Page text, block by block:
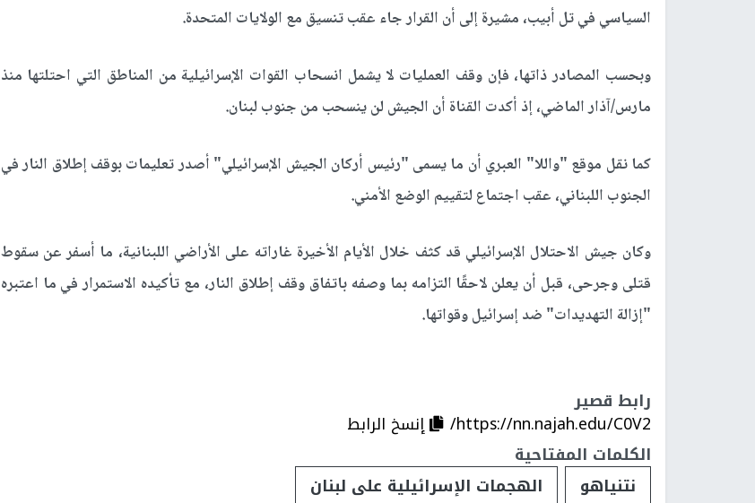
السياسي في تل أبيب، مشيرة إلى أن القرار جاء عقب تنسيق مع الولايات المتحدة.
وبحسب المصادر ذاتها، فإن وقف العمليات لا يشمل انسحاب القوات الإسرائيلية من المناطق التي احتلتها منذ
مارس/آذار الماضي، إذ أكدت القناة أن الجيش لن ينسحب من جنوب لبنان.
كما نقل موقع "واللا" العبري أن ما يسمى "رئيس أركان الجيش الإسرائيلي" أصدر تعليمات بوقف إطلاق النار في
الجنوب اللبناني، عقب اجتماع لتقييم الوضع الأمني.
وكان جيش الاحتلال الإسرائيلي قد كثف خلال الأيام الأخيرة غاراته على الأراضي اللبنانية، ما أسفر عن سقوط
قتلى وجرحى، قبل أن يعلن لاحقًا التزامه بما وصفه باتفاق وقف إطلاق النار، مع تأكيده الاستمرار في ما اعتبره
"إزالة التهديدات" ضد إسرائيل وقواتها.
رابط قصير
https://nn.najah.edu/C0V2/
إنسخ الرابط
الكلمات المفتاحية
نتنياهو
الهجمات الإسرائيلية على لبنان